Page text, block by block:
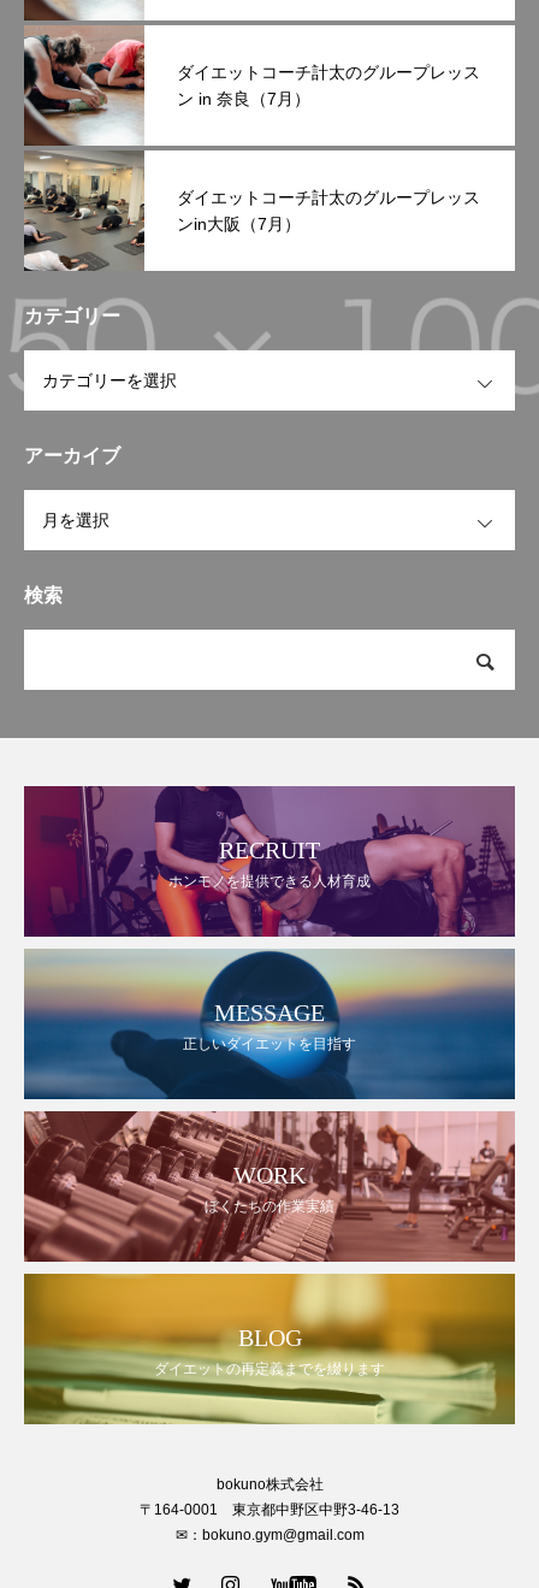
ダイエットコーチ計太のグループレッス
ン in 奈良（7月）
ダイエットコーチ計太のグループレッス
ンin大阪（7月）
カテゴリー
アーカイブ
検索
RECRUIT
ホンモノを提供できる人材育成
MESSAGE
正しいダイエットを目指す
WORK
ぼくたちの作業実績
BLOG
ダイエットの再定義までを綴ります
bokuno株式会社
〒164-0001 東京都中野区中野3-46-13
✉：bokuno.gym@gmail.com